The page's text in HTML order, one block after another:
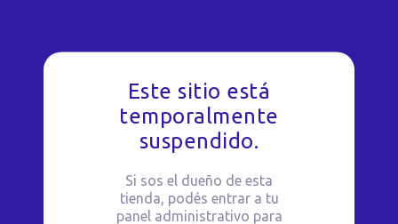
Este sitio está
temporalmente
suspendido.
Si sos el dueño de esta
tienda, podés entrar a tu
panel administrativo para